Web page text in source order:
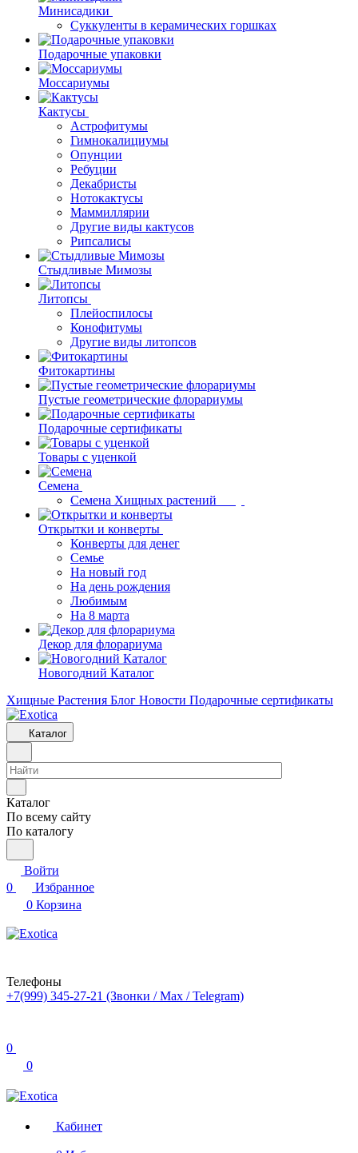
Минисадики
Суккуленты в керамических горшках
Подарочные упаковки
Моссариумы
Кактусы
Астрофитумы
Гимнокалициумы
Опунции
Ребуции
Декабристы
Нотокактусы
Маммиллярии
Другие виды кактусов
Рипсалисы
Стыдливые Мимозы
Литопсы
Плейоспилосы
Конофитумы
Другие виды литопсов
Фитокартины
Пустые геометрические флорариумы
Подарочные сертификаты
Товары с уценкой
Семена
Семена Хищных растений
Открытки и конверты
Конверты для денег
Семье
На новый год
На день рождения
Любимым
На 8 марта
Декор для флорариума
Новогодний Каталог
Хищные Растения Блог Новости Подарочные сертификаты
Каталог
Каталог
По всему сайту
По каталогу
Войти
0
Избранное
0 Корзина
Телефоны
+7(999) 345-27-21 (Звонки / Max / Telegram)
0
0
Кабинет